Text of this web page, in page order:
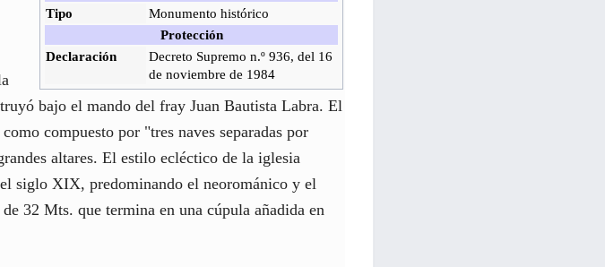
Tipo
Monumento histórico
Protección
Declaración
Decreto Supremo n.º 936, del 16
de noviembre de 1984
bajo el mando del fray Juan Bautista Labra. El
compuesto por "tres naves separadas por
altares. El estilo ecléctico de la iglesia
siglo XIX, predominando el neorománico y el
32 Mts. que termina en una cúpula añadida en